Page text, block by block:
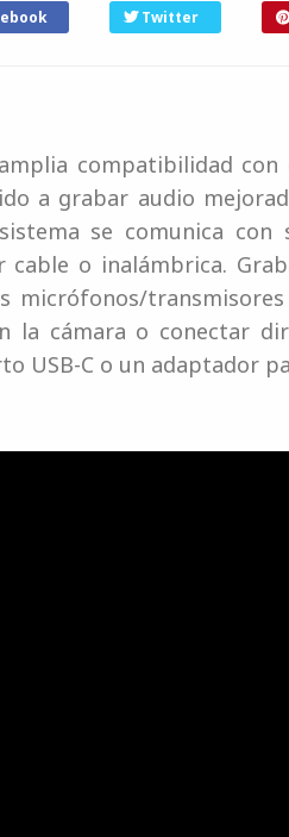
Twitter
compatibilidad con
a grabar audio
se comunica con
cable o inalámbrica.
micrófonos/
la cámara o conectar
USB-C o un adaptador